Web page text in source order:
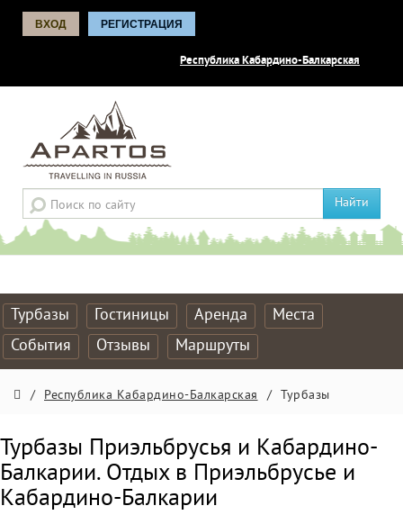
ВХОД РЕГИСТРАЦИЯ
Республика Кабардино-Балкарская
Найти
Турбазы Гостиницы Аренда
Места
События
Отзывы Маршруты
/ Республика Кабардино-Балкарская / Турбазы
Турбазы Приэльбрусья и Кабардино-
Балкарии. Отдых в Приэльбрусье и
Кабардино-Балкарии